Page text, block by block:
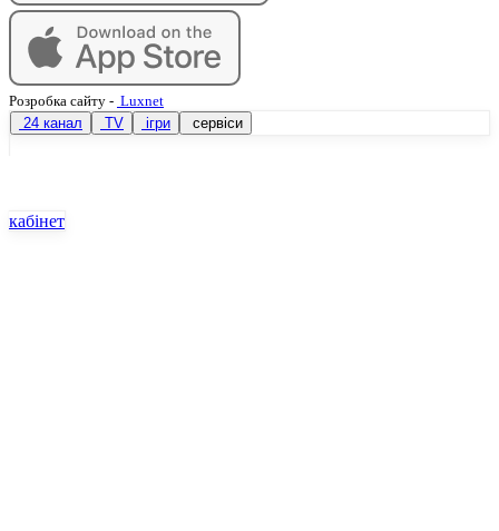
Розробка сайту - Luxnet
24 канал
TV ігри сервіси
кабінет